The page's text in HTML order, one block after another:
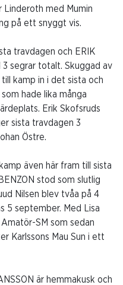
Linderoth med Mumin
på ett snyggt vis.
travdagen och ERIK
3 segrar totalt. Skuggad av
kamp in i det sista och
hade lika många
Erik Skofsruds
sista travdagen 3
Östre.
även här fram till sista
stod som slutlig
Nilsen blev tvåa på 4
5 september. Med Lisa
SM som sedan
Karlssons Mau Sun i ett
är hemmakusk och